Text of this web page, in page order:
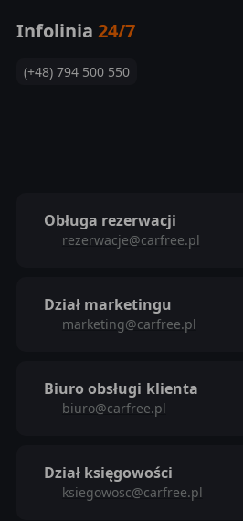
Infolinia 24/7
(+48) 794 500 550
Obługa rezerwacji
rezerwacje@carfree.pl
Dział marketingu
marketing@carfree.pl
Biuro obsługi klienta
biuro@carfree.pl
Dział księgowości
ksiegowosc@carfree.pl